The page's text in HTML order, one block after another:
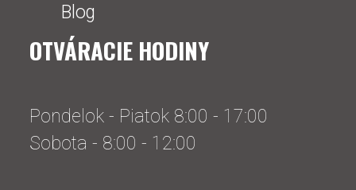
Blog
OTVÁRACIE HODINY
Pondelok - Piatok 8:00 - 17:00
Sobota - 8:00 - 12:00